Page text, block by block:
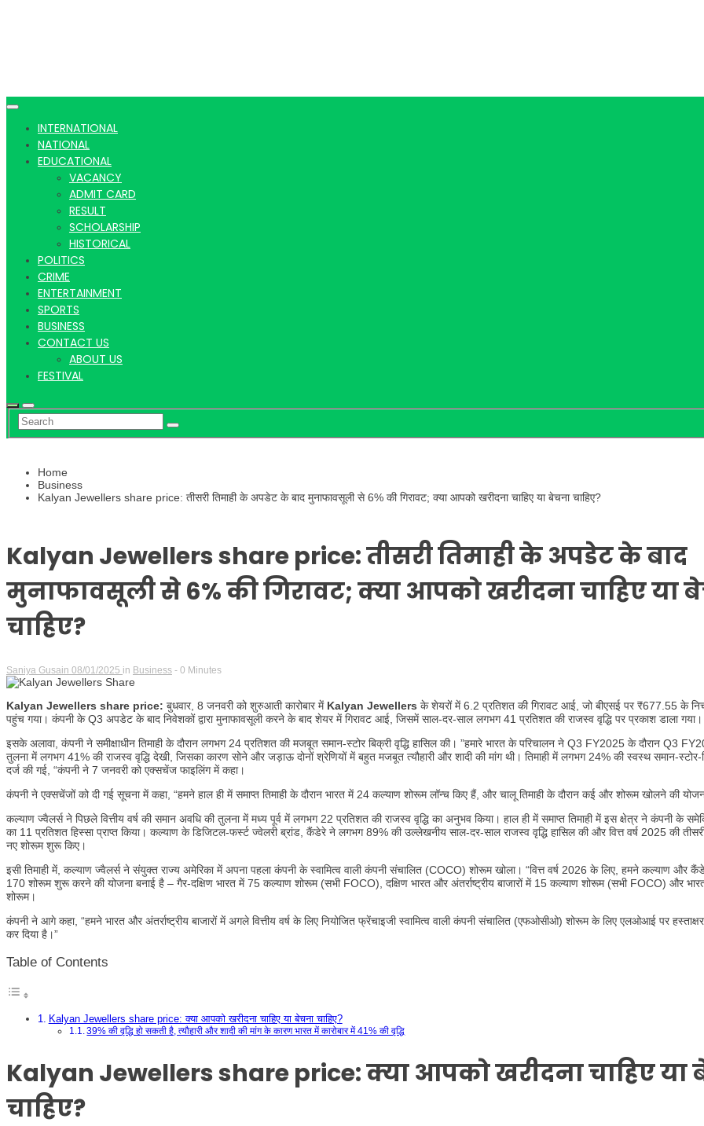
INTERNATIONAL
NATIONAL
EDUCATIONAL
VACANCY
ADMIT CARD
RESULT
SCHOLARSHIP
HISTORICAL
POLITICS
CRIME
ENTERTAINMENT
SPORTS
BUSINESS
CONTACT US
ABOUT US
FESTIVAL
Home
Business
Kalyan Jewellers share price: तीसरी तिमाही के अपडेट के बाद मुनाफावसूली से 6% की गिरावट; क्या आपको खरीदना चाहिए या बेचना चाहिए?
Kalyan Jewellers share price: तीसरी तिमाही के अपडेट के बाद
मुनाफावसूली से 6% की गिरावट; क्या आपको खरीदना चाहिए या
चाहिए?
Saniya Gusain 08/01/2025 in Business - 0 Minutes
Kalyan Jewellers share price: बुधवार, 8 जनवरी को शुरुआती कारोबार में Kalyan Jewellers के शेयरों में 6.2 प्रतिशत की गिरावट आई, जो बीएसई पर ₹677.55 के
पहुंच गया। कंपनी के Q3 अपडेट के बाद निवेशकों द्वारा मुनाफावसूली करने के बाद शेयर में गिरावट आई, जिसमें साल-दर-साल लगभग 41 प्रतिशत की राजस्व वृद्धि पर प्रकाश डाला गया।
इसके अलावा, कंपनी ने समीक्षाधीन तिमाही के दौरान लगभग 24 प्रतिशत की मजबूत समान-स्टोर बिक्री वृद्धि हासिल की। ​​”हमारे भारत के परिचालन ने Q3 FY2025 के दौरान Q3
तुलना में लगभग 41% की राजस्व वृद्धि देखी, जिसका कारण सोने और जड़ाऊ दोनों श्रेणियों में बहुत मजबूत त्यौहारी और शादी की मांग थी। तिमाही में लगभग 24% की स्वस्थ समान-स्टोर-
दर्ज की गई, “कंपनी ने 7 जनवरी को एक्सचेंज फाइलिंग में कहा।
कंपनी ने एक्सचेंजों को दी गई सूचना में कहा, “हमने हाल ही में समाप्त तिमाही के दौरान भारत में 24 कल्याण शोरूम लॉन्च किए हैं, और चालू तिमाही के दौरान कई और शोरूम खोलने की
कल्याण ज्वैलर्स ने पिछले वित्तीय वर्ष की समान अवधि की तुलना में मध्य पूर्व में लगभग 22 प्रतिशत की राजस्व वृद्धि का अनुभव किया। हाल ही में समाप्त तिमाही में इस क्षेत्र ने कंपनी के
का 11 प्रतिशत हिस्सा प्राप्त किया। कल्याण के डिजिटल-फर्स्ट ज्वेलरी ब्रांड, कैंडेरे ने लगभग 89% की उल्लेखनीय साल-दर-साल राजस्व वृद्धि हासिल की और वित्त वर्ष 2025 की
नए शोरूम शुरू किए।
इसी तिमाही में, कल्याण ज्वैलर्स ने संयुक्त राज्य अमेरिका में अपना पहला कंपनी के स्वामित्व वाली कंपनी संचालित (COCO) शोरूम खोला। “वित्त वर्ष 2026 के लिए, हमने कल्याण और
170 शोरूम शुरू करने की योजना बनाई है – गैर-दक्षिण भारत में 75 कल्याण शोरूम (सभी FOCO), दक्षिण भारत और अंतर्राष्ट्रीय बाजारों में 15 कल्याण शोरूम (सभी FOCO) और
शोरूम।
कंपनी ने आगे कहा, “हमने भारत और अंतर्राष्ट्रीय बाजारों में अगले वित्तीय वर्ष के लिए नियोजित फ्रेंचाइजी स्वामित्व वाली कंपनी संचालित (एफओसीओ) शोरूम के लिए एलओआई पर
कर दिया है।”
Table of Contents
Kalyan Jewellers share price: क्या आपको खरीदना चाहिए या बेचना चाहिए?
39% की वृद्धि हो सकती है, त्यौहारी और शादी की मांग के कारण भारत में कारोबार में 41% की वृद्धि
Kalyan Jewellers share price:क्या आपको खरीदना चाहिए या
चाहिए?